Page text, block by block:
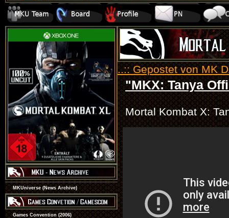
MKUniverse (News Archive)
Games Convention (2006)
..:: Gepostet von MK
"MKX: Tanya
Mortal Kombat X: